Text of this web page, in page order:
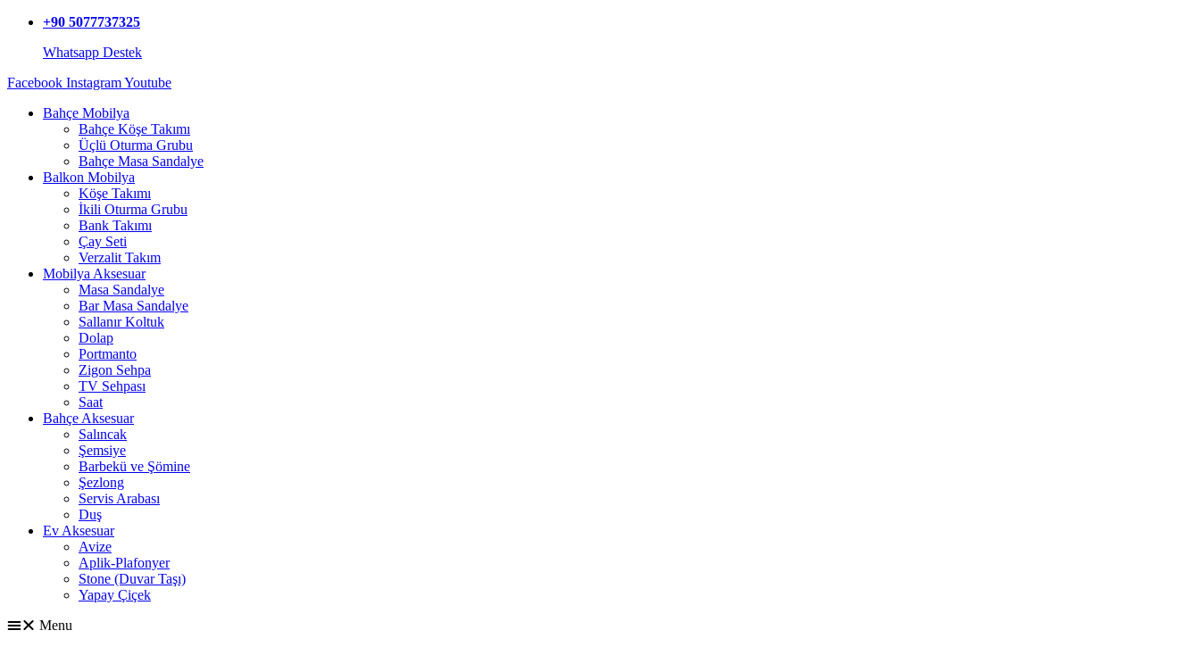
+90 5077737325
Whatsapp Destek
Facebook InstagramYoutube
Bahçe Mobilya
Bahçe Köşe Takımı
Üçlü Oturma Grubu
Bahçe Masa Sandalye
Balkon Mobilya
Köşe Takımı
İkili Oturma Grubu
Bank Takımı
Çay Seti
Verzalit Takım
Mobilya Aksesuar
Masa Sandalye
Bar Masa Sandalye
Sallanır Koltuk
Dolap
Portmanto
Zigon Sehpa
TV Sehpası
Saat
Bahçe Aksesuar
Salıncak
Şemsiye
Barbekü ve Şömine
Şezlong
Servis Arabası
Duş
Ev Aksesuar
Avize
Aplik-Plafonyer
Stone (Duvar Taşı)
Yapay Çiçek
Menu